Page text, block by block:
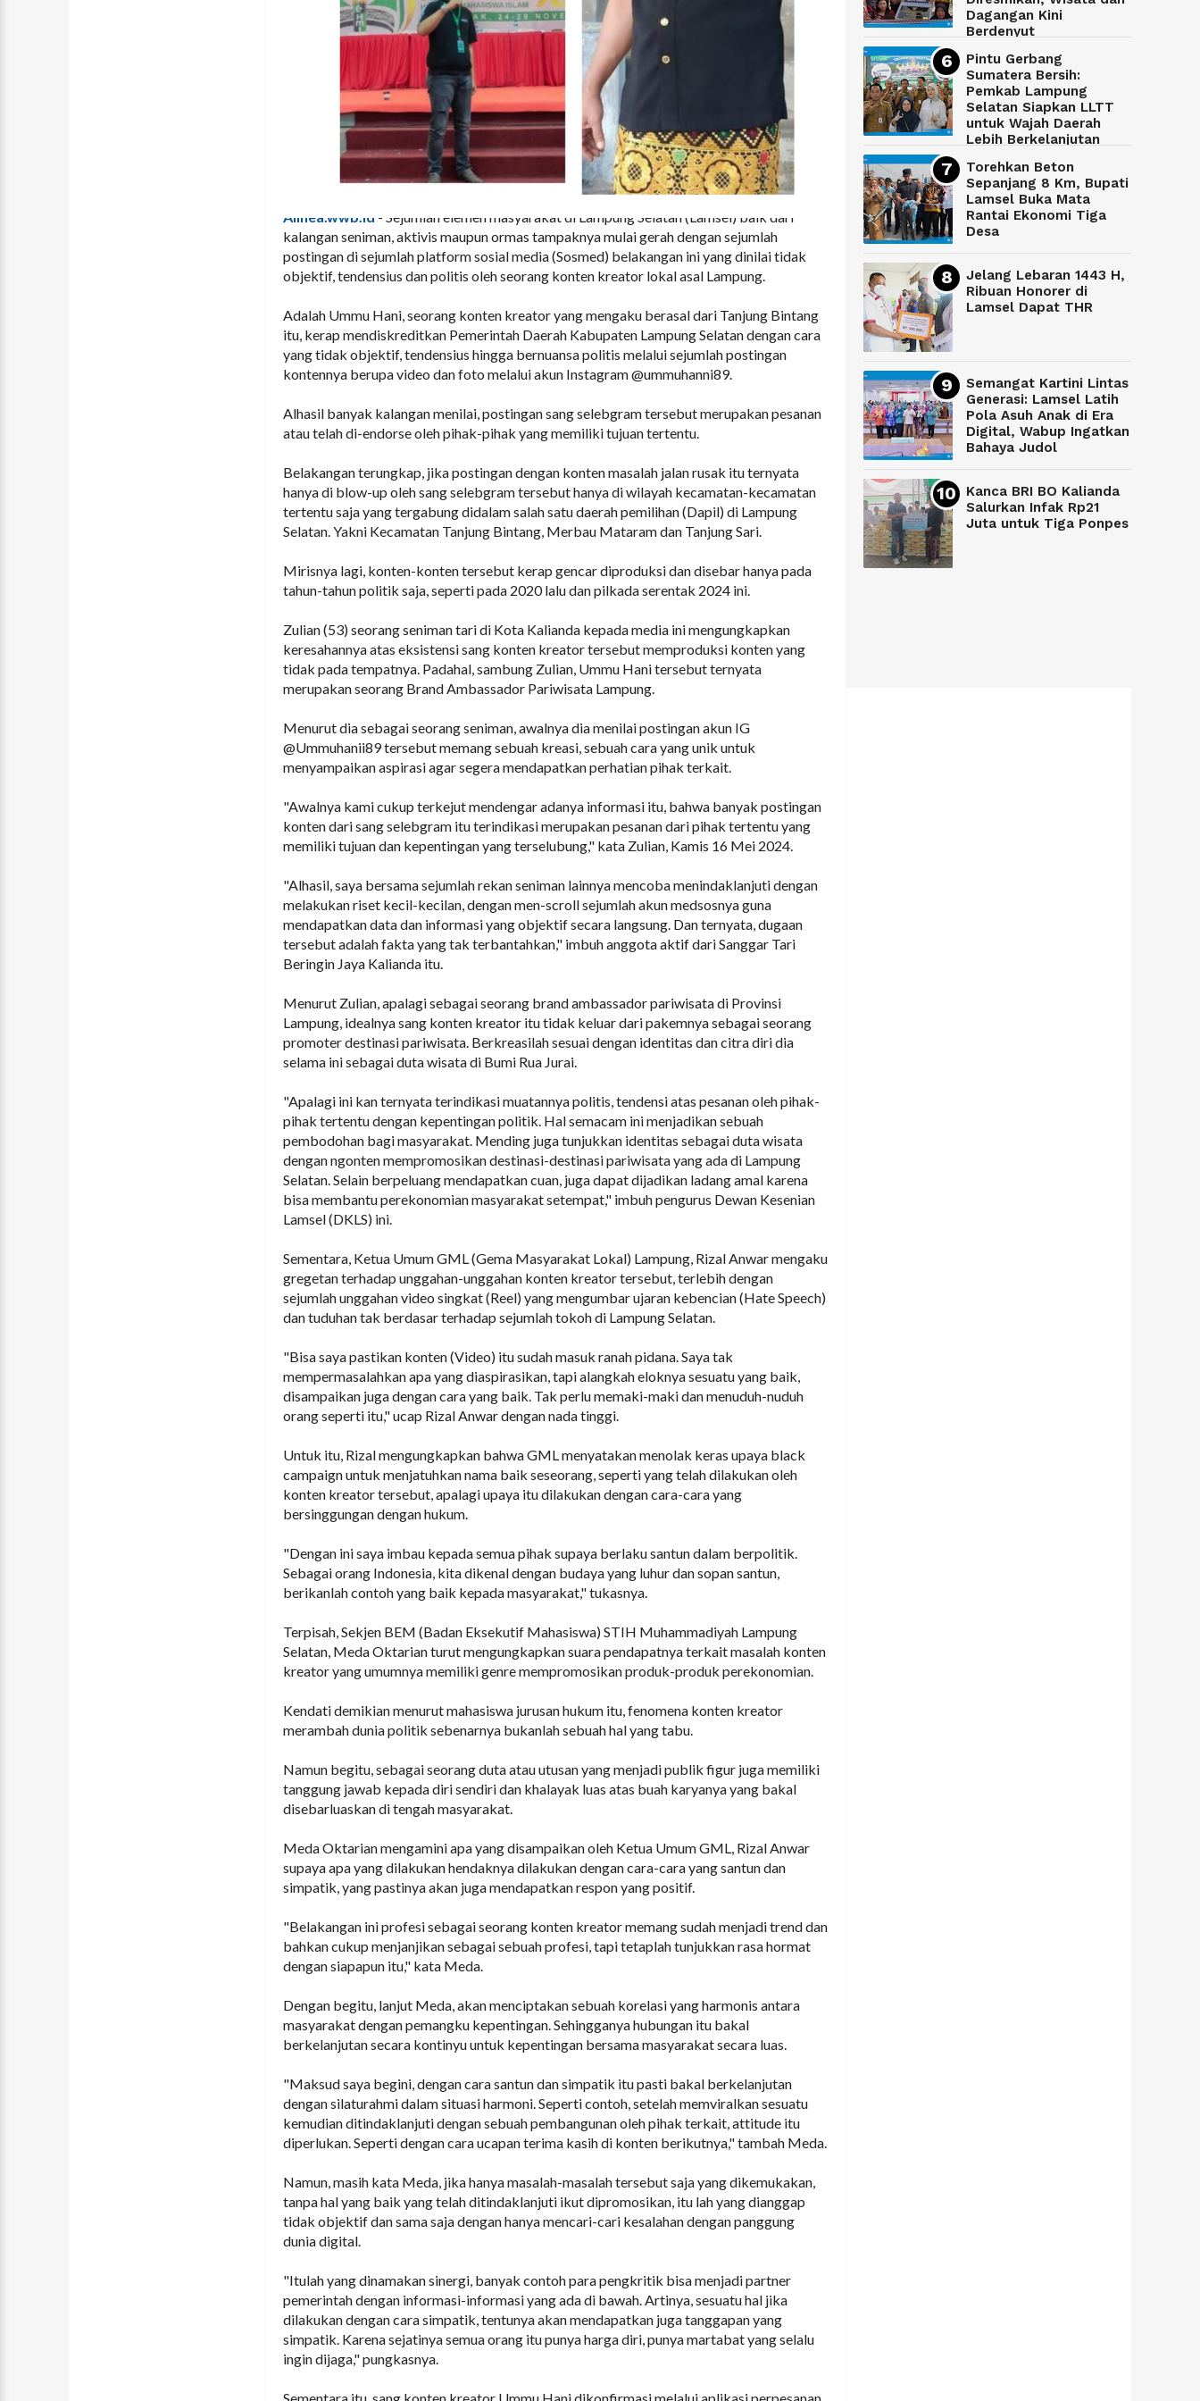
Alinea.wwb.id - Sejumlah elemen masyarakat di Lampung Selatan (Lamsel) baik dari
kalangan seniman, aktivis maupun ormas tampaknya mulai gerah dengan sejumlah
postingan di sejumlah platform sosial media (Sosmed) belakangan ini yang dinilai tidak
objektif, tendensius dan politis oleh seorang konten kreator lokal asal Lampung.
Adalah Ummu Hani, seorang konten kreator yang mengaku berasal dari Tanjung Bintang
itu, kerap mendiskreditkan Pemerintah Daerah Kabupaten Lampung Selatan dengan cara
yang tidak objektif, tendensius hingga bernuansa politis melalui sejumlah postingan
kontennya berupa video dan foto melalui akun Instagram @ummuhanni89.
Alhasil banyak kalangan menilai, postingan sang selebgram tersebut merupakan pesanan
atau telah di-endorse oleh pihak-pihak yang memiliki tujuan tertentu.
Belakangan terungkap, jika postingan dengan konten masalah jalan rusak itu ternyata
hanya di blow-up oleh sang selebgram tersebut hanya di wilayah kecamatan-kecamatan
tertentu saja yang tergabung didalam salah satu daerah pemilihan (Dapil) di Lampung
Selatan. Yakni Kecamatan Tanjung Bintang, Merbau Mataram dan Tanjung Sari.
Mirisnya lagi, konten-konten tersebut kerap gencar diproduksi dan disebar hanya pada
tahun-tahun politik saja, seperti pada 2020 lalu dan pilkada serentak 2024 ini.
Zulian (53) seorang seniman tari di Kota Kalianda kepada media ini mengungkapkan
keresahannya atas eksistensi sang konten kreator tersebut memproduksi konten yang
tidak pada tempatnya. Padahal, sambung Zulian, Ummu Hani tersebut ternyata
merupakan seorang Brand Ambassador Pariwisata Lampung.
Menurut dia sebagai seorang seniman, awalnya dia menilai postingan akun IG
@Ummuhanii89 tersebut memang sebuah kreasi, sebuah cara yang unik untuk
menyampaikan aspirasi agar segera mendapatkan perhatian pihak terkait.
"Awalnya kami cukup terkejut mendengar adanya informasi itu, bahwa banyak postingan
konten dari sang selebgram itu terindikasi merupakan pesanan dari pihak tertentu yang
memiliki tujuan dan kepentingan yang terselubung," kata Zulian, Kamis 16 Mei 2024.
"Alhasil, saya bersama sejumlah rekan seniman lainnya mencoba menindaklanjuti dengan
melakukan riset kecil-kecilan, dengan men-scroll sejumlah akun medsosnya guna
mendapatkan data dan informasi yang objektif secara langsung. Dan ternyata, dugaan
tersebut adalah fakta yang tak terbantahkan," imbuh anggota aktif dari Sanggar Tari
Beringin Jaya Kalianda itu.
Menurut Zulian, apalagi sebagai seorang brand ambassador pariwisata di Provinsi
Lampung, idealnya sang konten kreator itu tidak keluar dari pakemnya sebagai seorang
promoter destinasi pariwisata. Berkreasilah sesuai dengan identitas dan citra diri dia
selama ini sebagai duta wisata di Bumi Rua Jurai.
"Apalagi ini kan ternyata terindikasi muatannya politis, tendensi atas pesanan oleh pihak-
pihak tertentu dengan kepentingan politik. Hal semacam ini menjadikan sebuah
pembodohan bagi masyarakat. Mending juga tunjukkan identitas sebagai duta wisata
dengan ngonten mempromosikan destinasi-destinasi pariwisata yang ada di Lampung
Selatan. Selain berpeluang mendapatkan cuan, juga dapat dijadikan ladang amal karena
bisa membantu perekonomian masyarakat setempat," imbuh pengurus Dewan Kesenian
Lamsel (DKLS) ini.
Sementara, Ketua Umum GML (Gema Masyarakat Lokal) Lampung, Rizal Anwar mengaku
gregetan terhadap unggahan-unggahan konten kreator tersebut, terlebih dengan
sejumlah unggahan video singkat (Reel) yang mengumbar ujaran kebencian (Hate Speech)
dan tuduhan tak berdasar terhadap sejumlah tokoh di Lampung Selatan.
"Bisa saya pastikan konten (Video) itu sudah masuk ranah pidana. Saya tak
mempermasalahkan apa yang diaspirasikan, tapi alangkah eloknya sesuatu yang baik,
disampaikan juga dengan cara yang baik. Tak perlu memaki-maki dan menuduh-nuduh
orang seperti itu," ucap Rizal Anwar dengan nada tinggi.
Untuk itu, Rizal mengungkapkan bahwa GML menyatakan menolak keras upaya black
campaign untuk menjatuhkan nama baik seseorang, seperti yang telah dilakukan oleh
konten kreator tersebut, apalagi upaya itu dilakukan dengan cara-cara yang
bersinggungan dengan hukum.
"Dengan ini saya imbau kepada semua pihak supaya berlaku santun dalam berpolitik.
Sebagai orang Indonesia, kita dikenal dengan budaya yang luhur dan sopan santun,
berikanlah contoh yang baik kepada masyarakat," tukasnya.
Terpisah, Sekjen BEM (Badan Eksekutif Mahasiswa) STIH Muhammadiyah Lampung
Selatan, Meda Oktarian turut mengungkapkan suara pendapatnya terkait masalah konten
kreator yang umumnya memiliki genre mempromosikan produk-produk perekonomian.
Kendati demikian menurut mahasiswa jurusan hukum itu, fenomena konten kreator
merambah dunia politik sebenarnya bukanlah sebuah hal yang tabu.
Namun begitu, sebagai seorang duta atau utusan yang menjadi publik figur juga memiliki
tanggung jawab kepada diri sendiri dan khalayak luas atas buah karyanya yang bakal
disebarluaskan di tengah masyarakat.
Meda Oktarian mengamini apa yang disampaikan oleh Ketua Umum GML, Rizal Anwar
supaya apa yang dilakukan hendaknya dilakukan dengan cara-cara yang santun dan
simpatik, yang pastinya akan juga mendapatkan respon yang positif.
"Belakangan ini profesi sebagai seorang konten kreator memang sudah menjadi trend dan
bahkan cukup menjanjikan sebagai sebuah profesi, tapi tetaplah tunjukkan rasa hormat
dengan siapapun itu," kata Meda.
Dengan begitu, lanjut Meda, akan menciptakan sebuah korelasi yang harmonis antara
masyarakat dengan pemangku kepentingan. Sehingganya hubungan itu bakal
berkelanjutan secara kontinyu untuk kepentingan bersama masyarakat secara luas.
"Maksud saya begini, dengan cara santun dan simpatik itu pasti bakal berkelanjutan
dengan silaturahmi dalam situasi harmoni. Seperti contoh, setelah memviralkan sesuatu
kemudian ditindaklanjuti dengan sebuah pembangunan oleh pihak terkait, attitude itu
diperlukan. Seperti dengan cara ucapan terima kasih di konten berikutnya," tambah Meda.
Namun, masih kata Meda, jika hanya masalah-masalah tersebut saja yang dikemukakan,
tanpa hal yang baik yang telah ditindaklanjuti ikut dipromosikan, itu lah yang dianggap
tidak objektif dan sama saja dengan hanya mencari-cari kesalahan dengan panggung
dunia digital.
"Itulah yang dinamakan sinergi, banyak contoh para pengkritik bisa menjadi partner
pemerintah dengan informasi-informasi yang ada di bawah. Artinya, sesuatu hal jika
dilakukan dengan cara simpatik, tentunya akan mendapatkan juga tanggapan yang
simpatik. Karena sejatinya semua orang itu punya harga diri, punya martabat yang selalu
ingin dijaga," pungkasnya.
Dagangan Kini
Berdenyut
Pintu Gerbang
Sumatera Bersih:
Pemkab Lampung
Selatan Siapkan LLTT
untuk Wajah Daerah
Lebih Berkelanjutan
Torehkan Beton
Sepanjang 8 Km, Bupati
Lamsel Buka Mata
Rantai Ekonomi Tiga
Desa
Jelang Lebaran 1443 H,
Ribuan Honorer di
Lamsel Dapat THR
Semangat Kartini Lintas
Generasi: Lamsel Latih
Pola Asuh Anak di Era
Digital, Wabup Ingatkan
Bahaya Judol
Kanca BRI BO Kalianda
Salurkan Infak Rp21
Juta untuk Tiga Ponpes